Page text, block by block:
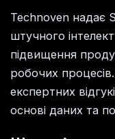
Technoven надає
штучного
підвищення
робочих
експертних
основі даних та